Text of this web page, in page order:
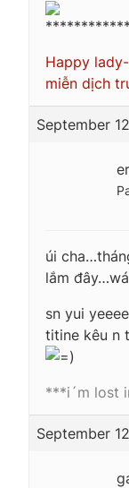
Happy
miễn dịch
September
úi
lắm
sn yui
titine kêu n
***i´m lost
September